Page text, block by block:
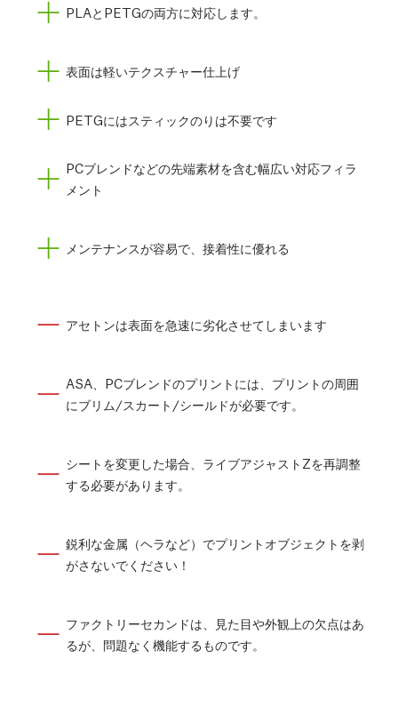
PLAとPETGの両方に対応します。
表面は軽いテクスチャー仕上げ
PETGにはスティックのりは不要です
PCブレンドなどの先端素材を含む幅広い対応フィラ
メント
メンテナンスが容易で、接着性に優れる
アセトンは表面を急速に劣化させてしまいます
ASA、PCブレンドのプリントには、プリントの周囲
にブリム/スカート/シールドが必要です。
シートを変更した場合、ライブアジャストZを再調整
する必要があります。
鋭利な金属（ヘラなど）でプリントオブジェクトを剥
がさないでください！
ファクトリーセカンドは、見た目や外観上の欠点はあ
るが、問題なく機能するものです。